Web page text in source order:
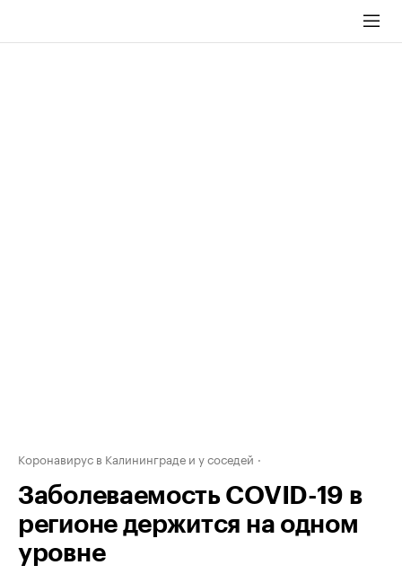
Коронавирус в Калининграде и у соседей
Заболеваемость COVID-19 в
регионе держится на одном
уровне